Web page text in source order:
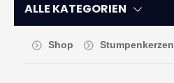
ALLE KATEGORIEN
Shop Stumpenkerzen